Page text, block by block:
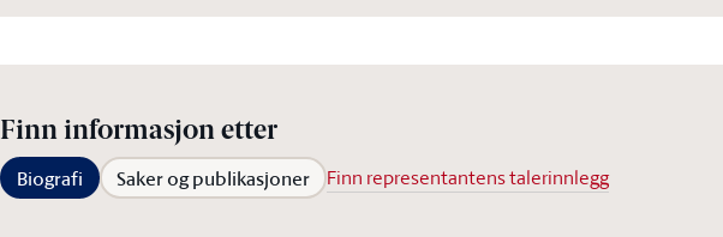
Finn informasjon etter
Biografi Saker og publikasjoner Finn representantens talerinnlegg